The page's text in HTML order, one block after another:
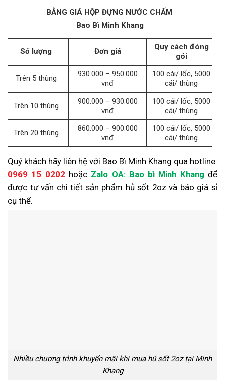
BẢNG GIÁ HỘP ĐỰNG NƯỚC CHẤM
Bao Bì Minh Khang
Số lượng Đơn giá
Quy cách đóng
gói
Trên 5 thùng
930.000 – 950.000
vnđ
100 cái/ lốc, 5000
cái/ thùng
Trên 10 thùng
900.000 – 930.000
vnđ
100 cái/ lốc, 5000
cái/ thùng
Trên 20 thùng
860.000 – 900.000
vnđ
100 cái/ lốc, 5000
cái/ thùng
Quý khách hãy liên hệ với Bao Bì Minh Khang qua hotline:
0969 15 0202 hoặc Zalo OA: Bao bì Minh Khang để
được tư vấn chi tiết sản phẩm hủ sốt 2oz và báo giá sỉ
cụ thể.
Nhiều chương trình khuyến mãi khi mua hũ sốt 2oz tại Minh
Khang